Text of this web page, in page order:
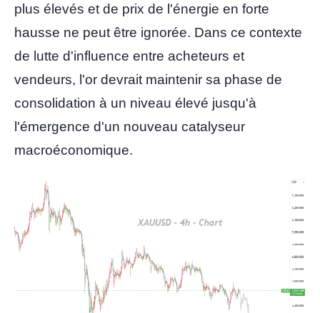
plus élevés et de prix de l'énergie en forte
hausse ne peut être ignorée. Dans ce contexte
de lutte d'influence entre acheteurs et
vendeurs, l'or devrait maintenir sa phase de
consolidation à un niveau élevé jusqu'à
l'émergence d'un nouveau catalyseur
macroéconomique.